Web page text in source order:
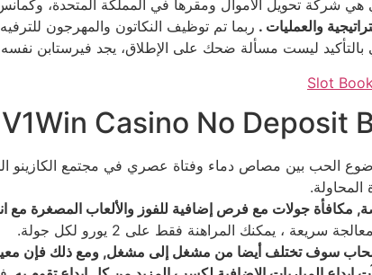
هي شركة تحويل الأموال ومقرها في المملكة المتحدة،
والعمليات . ربما تم توظيف النكاتون والمهرجون
ضحك على الإطلاق، يجد فيرستابن نفسه بفارق 46 نقطة على قمة ترتيب بطولة العالم
Slot
V1Win Casino No Deposit
الحب بين مصاص دماء وفتاة عصري في مجتمع
مكافأة جولات مع فرص إضافية للفوز والألعاب المصغرة مع
، يمكنك المراهنة فقط على 2 يورو لكل جولة.
سوف تختلف أيضا من مشغل إلى مشغل, ومع ذلك فإن معيار